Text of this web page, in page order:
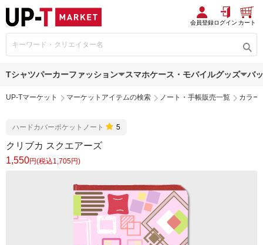
会員登録ログイン カート
Tシャツパーカーファッション スマホケース・モバイルグッズ バ
UP-Tマーケット マーケットアイテムの検索 ノート・手帳販売一覧 カラー
ハードカバーポケットノート 5
クリブカ スクエアーズ
1,550円(税込1,705円)